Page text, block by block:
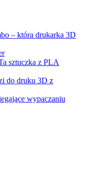
– która drukarka 3D
sztuczka z PLA
do druku 3D z
wypaczaniu